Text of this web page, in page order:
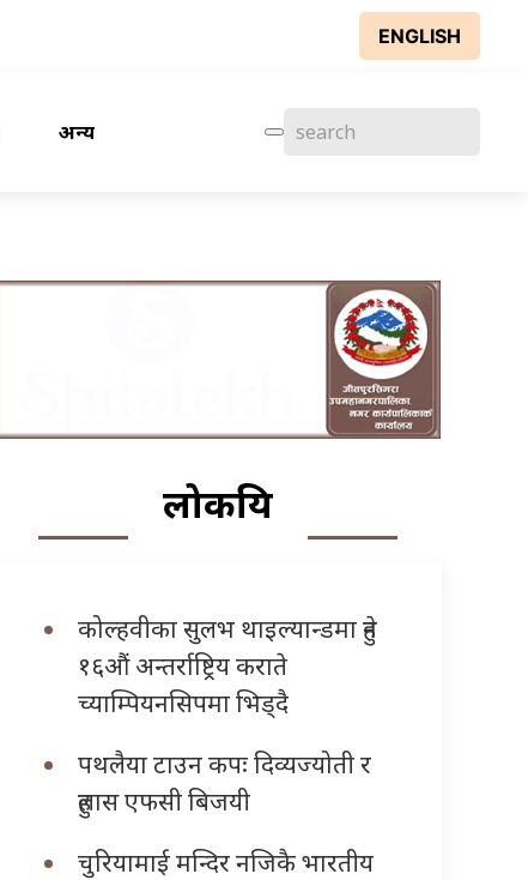
ENGLISH
अन्य
लोकप्रिय
कोल्हवीका सुलभ थाइल्यान्डमा हुने
१६औं अन्तर्राष्ट्रिय कराते
च्याम्पियनसिपमा भिड्दै
पथलैया टाउन कपः दिव्यज्योती र
हुलास एफसी बिजयी
चुरियामाई मन्दिर नजिकै भारतीय